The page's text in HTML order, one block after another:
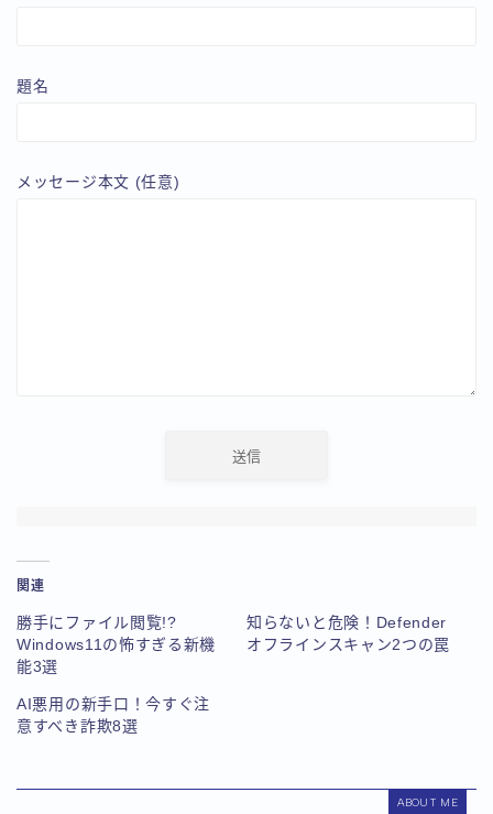
題名
メッセージ本文 (任意)
関連
勝手にファイル閲覧!?
Windows11の怖すぎる新機
能3選
知らないと危険！Defender
オフラインスキャン2つの罠
AI悪用の新手口！今すぐ注
意すべき詐欺8選
ABOUT ME